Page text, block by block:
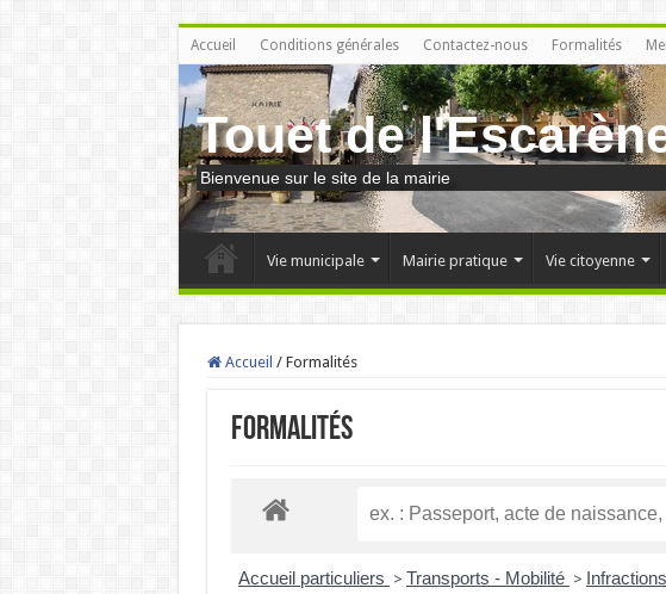
Accueil Conditions générales Contactez-nous Formalités
Touet de
Bienvenue sur le site de la mairie
Vie municipale Mairie pratique Vie citoyenne
Accueil / Formalités
Formalités
Accueil particuliers > Transports - Mobilité >